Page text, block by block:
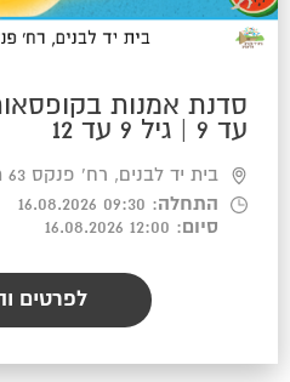
עד 9 | גיל 9 עד 12
בית יד לבנים, רח' פנקס 63 תל אביב
התחלה: 09:30 16.08.2026
סיום: 12:00 16.08.2026
לפרטים